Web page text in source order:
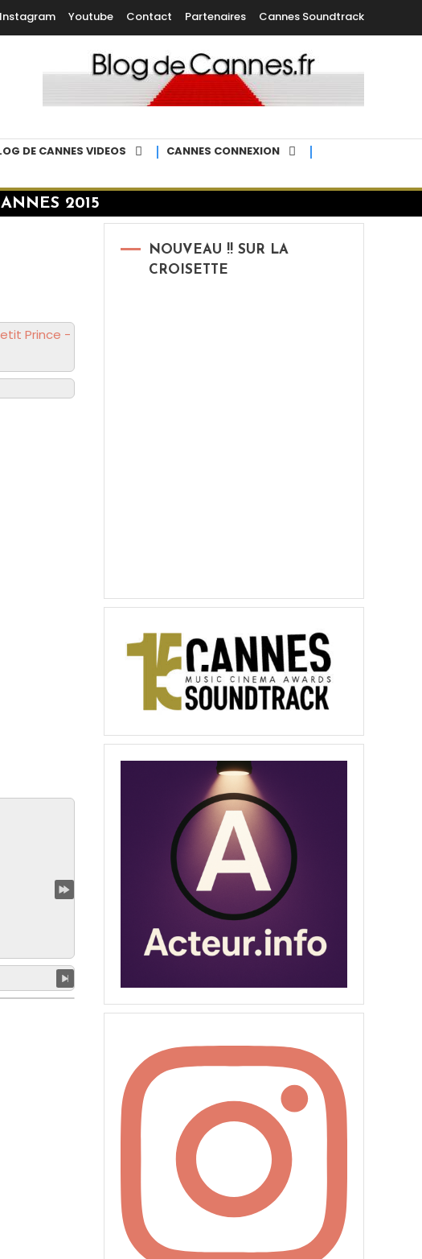
Instagram Youtube Contact Partenaires Cannes Soundtrack
DE CANNES VIDEOS
CANNES CONNEXION
2015
Prince -
NOUVEAU !! SUR LA
CROISETTE